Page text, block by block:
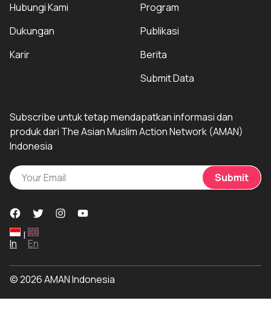
Hubungi Kami
Dukungan
Karir
Program
Publikasi
Berita
Submit Data
Subscribe untuk tetap mendapatkan informasi dan
produk dari The Asian Muslim Action Network (AMAN)
Indonesia
Submit
In
|
En
© 2026 AMAN Indonesia